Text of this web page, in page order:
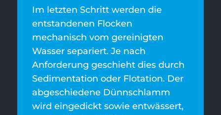
Im letzten Schritt werden die
entstandenen Flocken
mechanisch vom gereinigten
Wasser separiert. Je nach
Anforderung geschieht dies durch
Sedimentation oder Flotation. Der
abgeschiedene Dünnschlamm
wird eingedickt sowie entwässert,